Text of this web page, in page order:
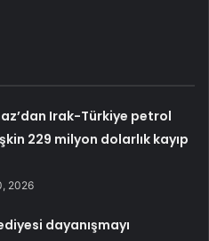
Irak-Türkiye petrol
229 milyon dolarlık kayıp
2026
dayanışmayı